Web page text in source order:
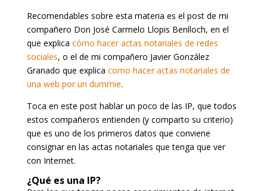
Recomendables sobre esta materia es el post de mi
compañero Don José Carmelo Llopis Benlloch, en el
que explica cómo hacer actas notariales de redes
sociales, o el de mi compañero Javier González
Granado que explica como hacer actas notariales de
una web por un dummie.
Toca en este post hablar un poco de las IP, que todos
estos compañeros entienden (y comparto su criterio)
que es uno de los primeros datos que conviene
consignar en las actas notariales que tenga que ver
con Internet.
¿Qué es una IP?